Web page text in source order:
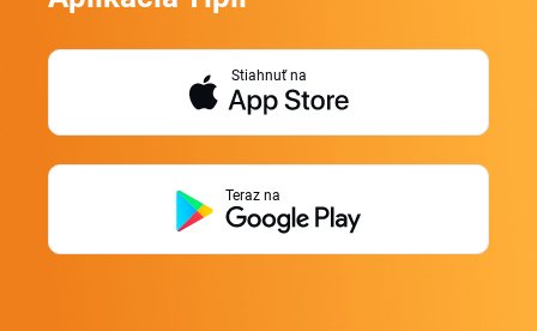
Stiahnuť na
Teraz na